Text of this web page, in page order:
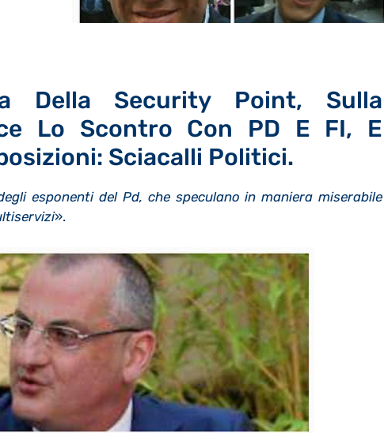
Della Security Point, Sulla
Lo Scontro Con PD E FI, E
Sciacalli Politici.
esponenti del Pd, che speculano in maniera miserabile
».